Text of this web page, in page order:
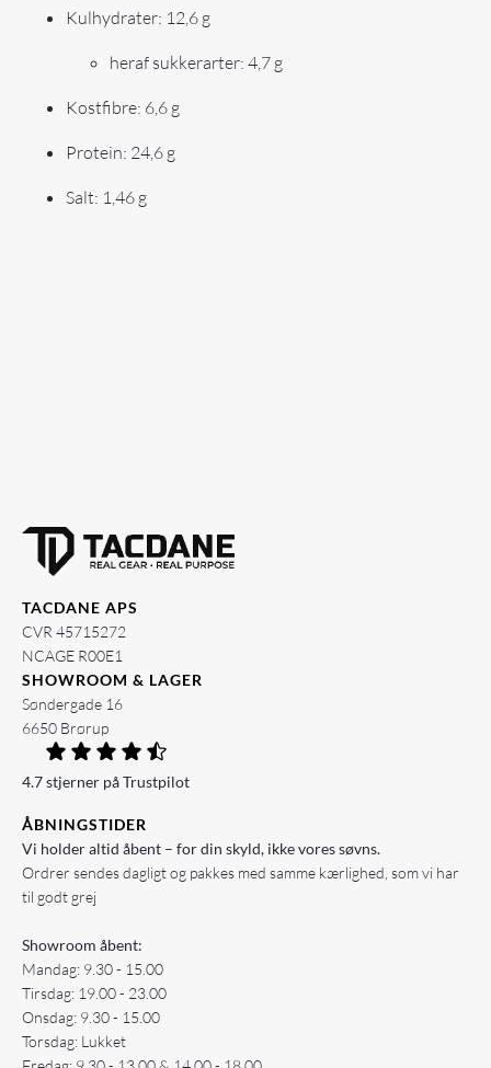
Kulhydrater: 12,6 g
heraf sukkerarter: 4,7 g
Kostfibre: 6,6 g
Protein: 24,6 g
Salt: 1,46 g
TACDANE APS
CVR 45715272
NCAGE R00E1
SHOWROOM & LAGER
Søndergade 16
6650 Brørup
4.7 stjerner på Trustpilot
ÅBNINGSTIDER
Vi holder altid åbent – for din skyld, ikke vores søvns.
Ordrer sendes dagligt og pakkes med samme kærlighed, som vi har
til godt grej
Showroom åbent:
Mandag: 9.30 - 15.00
Tirsdag: 19.00 - 23.00
Onsdag: 9.30 - 15.00
Torsdag: Lukket